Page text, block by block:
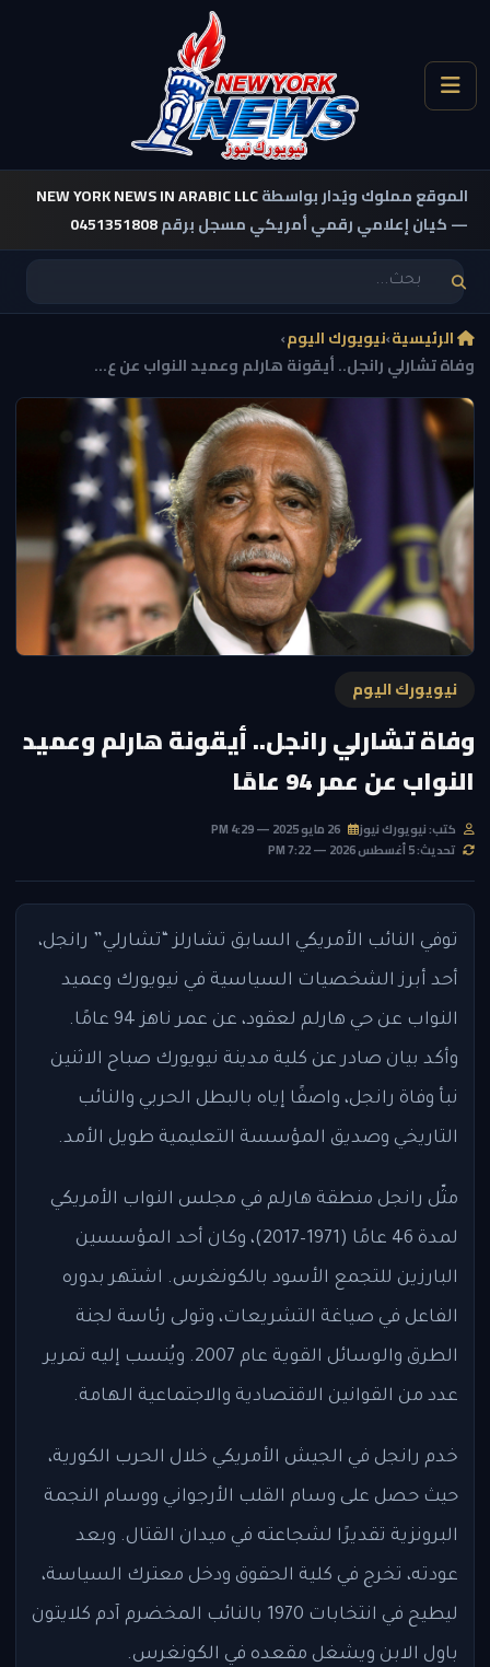
الموقع مملوك ويُدار بواسطةNEW YORK NEWS IN ARABIC LLC
— كيان إعلامي رقمي أمريكي مسجل برقم0451351808
الرئيسية›نيويورك اليوم›
وفاة تشارلي رانجل.. أيقونة هارلم وعميد النواب عن ع...
نيويورك اليوم
وفاة تشارلي رانجل.. أيقونة هارلم وعميد
النواب عن عمر 94 عامًا
كتب: نيويورك نيوز
تحديث: 5 أغسطس 2026 — 7:22 PM
توفي النائب الأمريكي السابق تشارلز “تشارلي” رانجل،
أحد أبرز الشخصيات السياسية في نيويورك وعميد
النواب عن حي هارلم لعقود، عن عمر ناهز 94 عامًا.
وأكد بيان صادر عن كلية مدينة نيويورك صباح الاثنين
نبأ وفاة رانجل، واصفًا إياه بالبطل الحربي والنائب
التاريخي وصديق المؤسسة التعليمية طويل الأمد.
مثّل رانجل منطقة هارلم في مجلس النواب الأمريكي
لمدة 46 عامًا (1971–2017)، وكان أحد المؤسسين
البارزين للتجمع الأسود بالكونغرس. اشتهر بدوره
الفاعل في صياغة التشريعات، وتولى رئاسة لجنة
الطرق والوسائل القوية عام 2007. ويُنسب إليه تمرير
عدد من القوانين الاقتصادية والاجتماعية الهامة.
خدم رانجل في الجيش الأمريكي خلال الحرب الكورية،
حيث حصل على وسام القلب الأرجواني ووسام النجمة
البرونزية تقديرًا لشجاعته في ميدان القتال. وبعد
عودته، تخرج في كلية الحقوق ودخل معترك السياسة،
ليطيح في انتخابات 1970 بالنائب المخضرم آدم كلايتون
باول الابن ويشغل مقعده في الكونغرس.